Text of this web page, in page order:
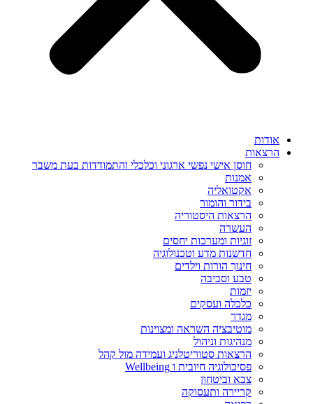
אודות
הרצאות
חוסן אישי נפשי ארגוני וכלכלי והתמודדות בעת משבר
אמנות
אקטואליה
בידור והומור
הרצאות היסטוריה
העשרה
זוגיות ומערכות יחסים
חדשנות מדע וטכנולוגיה
חינוך הורות וילדים
טבע וסביבה
יזמות
כלכלה ועסקים
מגדר
מוטיבציה השראה ומצוינות
מנהיגות וניהול
הרצאות סטוריטלניג ועמידה מול קהל
פסיכולוגיה חיובית ו Wellbeing
צבא וביטחון
קריירה ותעסוקה